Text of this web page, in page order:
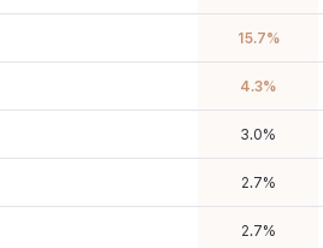
15.7%
4.3%
3.0%
2.7%
2.7%